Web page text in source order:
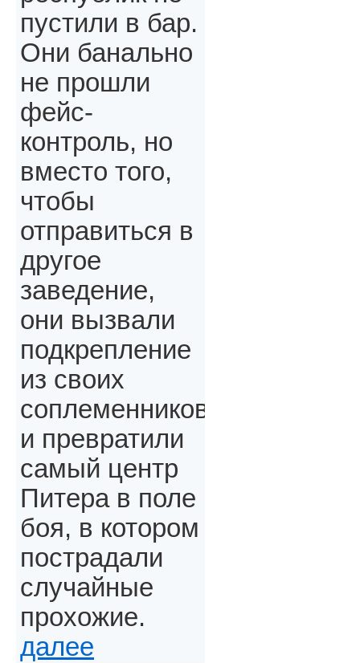
пустили в бар.
Они банально
не прошли
фейс-
контроль, но
вместо того,
чтобы
отправиться в
другое
заведение,
они вызвали
подкрепление
из своих
соплеменников
и превратили
самый центр
Питера в поле
боя, в котором
пострадали
случайные
прохожие.
далее